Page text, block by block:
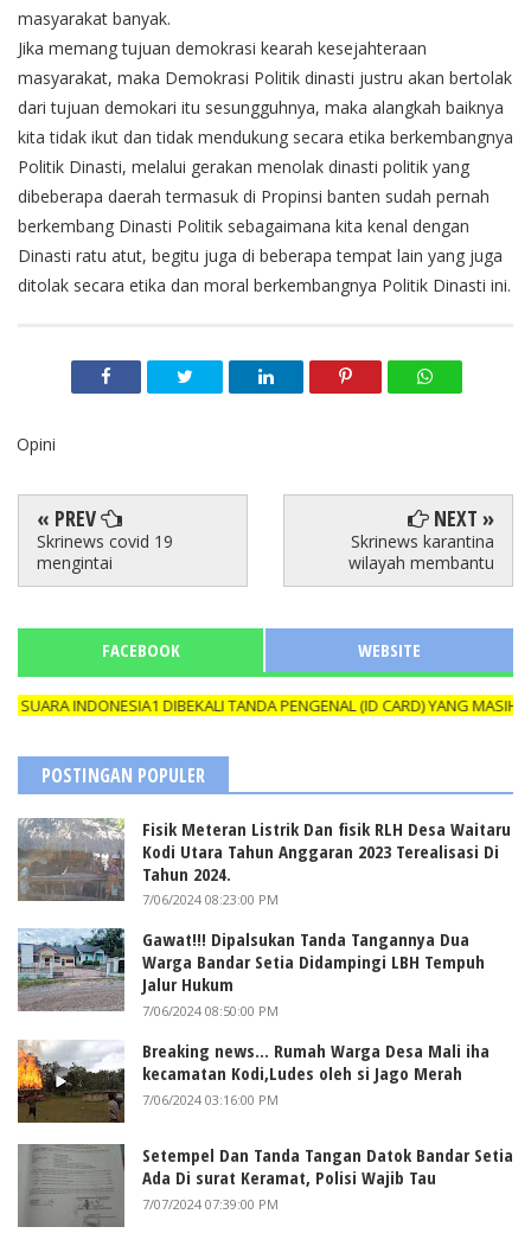
masyarakat banyak.
Jika memang tujuan demokrasi kearah kesejahteraan
masyarakat, maka Demokrasi Politik dinasti justru akan bertolak
dari tujuan demokari itu sesungguhnya, maka alangkah baiknya
kita tidak ikut dan tidak mendukung secara etika berkembangnya
Politik Dinasti, melalui gerakan menolak dinasti politik yang
dibeberapa daerah termasuk di Propinsi banten sudah pernah
berkembang Dinasti Politik sebagaimana kita kenal dengan
Dinasti ratu atut, begitu juga di beberapa tempat lain yang juga
ditolak secara etika dan moral berkembangnya Politik Dinasti ini.
Opini
« PREV
Skrinews covid 19
mengintai
NEXT »
Skrinews karantina
wilayah membantu
FACEBOOK WEBSITE
INDONESIA1 DIBEKALI TANDA PENGENAL (ID CARD) YANG MASIH
POSTINGAN POPULER
Fisik Meteran Listrik Dan fisik RLH Desa Waitaru
Kodi Utara Tahun Anggaran 2023 Terealisasi Di
Tahun 2024.
7/06/2024 08:23:00 PM
Gawat!!! Dipalsukan Tanda Tangannya Dua
Warga Bandar Setia Didampingi LBH Tempuh
Jalur Hukum
7/06/2024 08:50:00 PM
Breaking news... Rumah Warga Desa Mali iha
kecamatan Kodi,Ludes oleh si Jago Merah
7/06/2024 03:16:00 PM
Setempel Dan Tanda Tangan Datok Bandar Setia
Ada Di surat Keramat, Polisi Wajib Tau
7/07/2024 07:39:00 PM